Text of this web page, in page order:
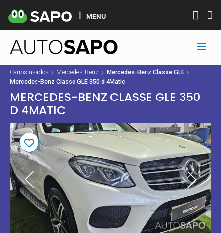
MENU
Carros usados Mercedes-Benz
Mercedes-Benz Classe GLE
Mercedes-Benz Classe GLE 350 d 4Matic
MERCEDES-BENZ CLASSE GLE 350
D 4MATIC